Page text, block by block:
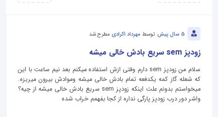
5 سال پیش توسط مهرداد اکرادی مطرح شد
زودپز sem سریع بادش خالی میشه
سلام من زودپز sem دارم وقتی ازش استفاده میکنم بعد نیم ساعت با این
که شعله گاز کمه یکدفعه تمام بادش خالی میشه وموادش بیرون میریزه.
میخواستم بدونم علت اینکه زودپز sem سریع بادش خالی میشه از چیه؟
واشر دور درب زودپز پارگی نداره از کجا بفهمم خراب شده